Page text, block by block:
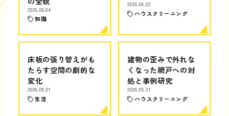
2026.06.04
知識
2026.06.02
ハウスクリーニング
床板の張り替えがも
たらす空間の劇的な
変化
2026.05.31
生活
建物の歪みで外れな
くなった網戸への対
処と事例研究
2026.05.31
ハウスクリーニング